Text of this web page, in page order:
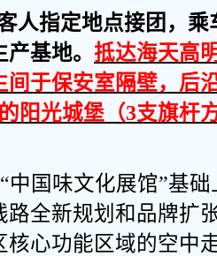
人指定地点接团，乘
基地。 抵达海天高
间于保安室隔壁，后
阳光城堡（3支旗杆
中国味文化展馆”基
路全新规划和品牌扩
核心功能区域的空中